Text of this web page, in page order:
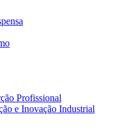
Profissional
e Inovação Industrial